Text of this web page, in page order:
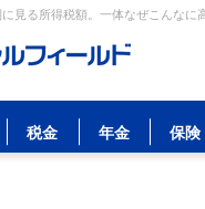
見る所得税額。一体なぜこんなに
税金 年金 保険